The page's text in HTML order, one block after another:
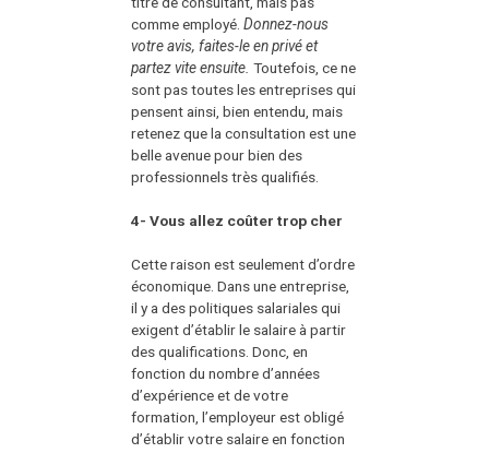
comme employé. Donnez-nous
votre avis, faites-le en privé et
partez vite ensuite. Toutefois, ce ne
sont pas toutes les entreprises qui
pensent ainsi, bien entendu, mais
retenez que la consultation est une
belle avenue pour bien des
professionnels très qualifiés.
4- Vous allez coûter trop cher
Cette raison est seulement d’ordre
économique. Dans une entreprise,
il y a des politiques salariales qui
exigent d’établir le salaire à partir
des qualifications. Donc, en
fonction du nombre d’années
d’expérience et de votre
formation, l’employeur est obligé
d’établir votre salaire en fonction